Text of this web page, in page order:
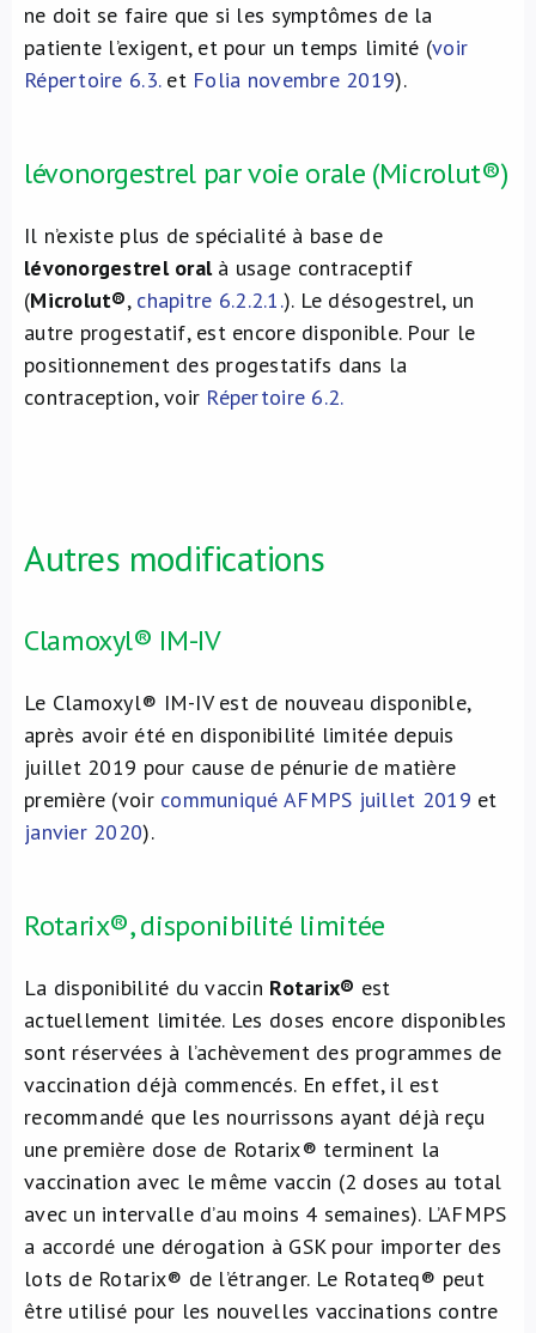
ne doit se faire que si les symptômes de la
patiente l’exigent, et pour un temps limité (voir
Répertoire 6.3.et Folia novembre 2019).
lévonorgestrel par voie orale (Microlut®)
Il n’existe plus de spécialité à base de
lévonorgestrel oralà usage contraceptif
(Microlut®, chapitre 6.2.2.1.). Le désogestrel, un
autre progestatif, est encore disponible. Pour le
positionnement des progestatifs dans la
contraception, voir Répertoire 6.2.
Autres modifications
Clamoxyl® IM-IV
Le Clamoxyl® IM-IV est de nouveau disponible,
après avoir été en disponibilité limitée depuis
juillet 2019 pour cause de pénurie de matière
première (voir communiqué AFMPS juillet 2019 et
janvier 2020).
Rotarix®, disponibilité limitée
La disponibilité du vaccin Rotarix® est
actuellement limitée. Les doses encore disponibles
sont réservées à l’achèvement des programmes de
vaccination déjà commencés. En effet, il est
recommandé que les nourrissons ayant déjà reçu
une première dose de Rotarix® terminent la
vaccination avec le même vaccin (2 doses au total
avec un intervalle d’au moins 4 semaines). L’AFMPS
a accordé une dérogation à GSK pour importer des
lots de Rotarix® de l’étranger. Le Rotateq® peut
être utilisé pour les nouvelles vaccinations contre